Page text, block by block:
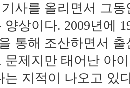
사를 올리면서 그
양상이다. 2009년에
통해 조산하면서
문제지만 태어난 아
는 지적이 나오고 있